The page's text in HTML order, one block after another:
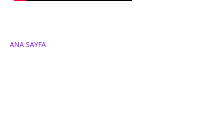
ANA SAYFA